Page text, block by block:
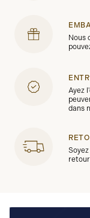
Nous
Ayez
dans